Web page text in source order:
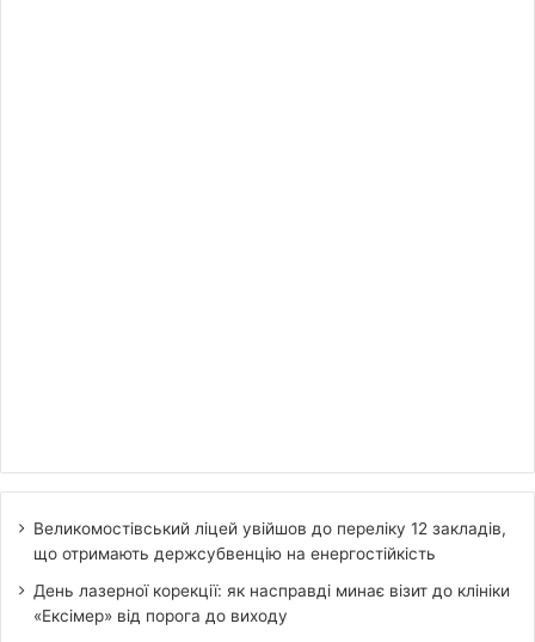
Великомостівський ліцей увійшов до переліку 12 закладів,
що отримають держсубвенцію на енергостійкість
День лазерної корекції: як насправді минає візит до клініки
«Ексімер» від порога до виходу